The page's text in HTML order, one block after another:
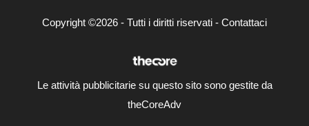
Copyright ©2026 - Tutti i diritti riservati - Contattaci
Le attività pubblicitarie su questo sito sono gestite da
theCoreAdv